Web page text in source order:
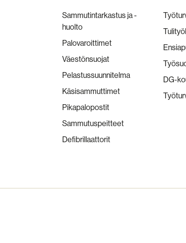
Sammutintarkastus ja -
huolto
Palovaroittimet
Väestönsuojat
Pelastussuunnitelma
Käsisammuttimet
Pikapalopostit
Sammutuspeitteet
Defibrillaattorit
DG-